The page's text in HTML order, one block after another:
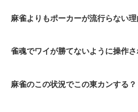
麻雀よりもポーカーが流行らない理
雀魂でワイが勝てないように操作
麻雀のこの状況でこの東カンする？